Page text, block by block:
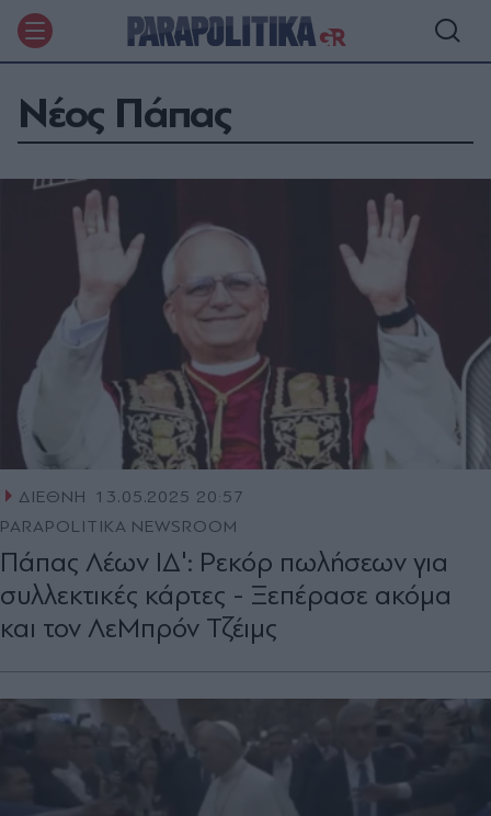
Νέος Πάπας
ΔΙΕΘΝΗ
13.05.2025 20:57
PARAPOLITIKA NEWSROOM
Πάπας Λέων ΙΔ': Ρεκόρ πωλήσεων για
συλλεκτικές κάρτες - Ξεπέρασε ακόμα
και τον ΛεΜπρόν Τζέιμς